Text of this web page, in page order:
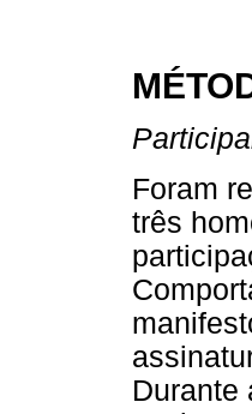
Foram
três
Durante